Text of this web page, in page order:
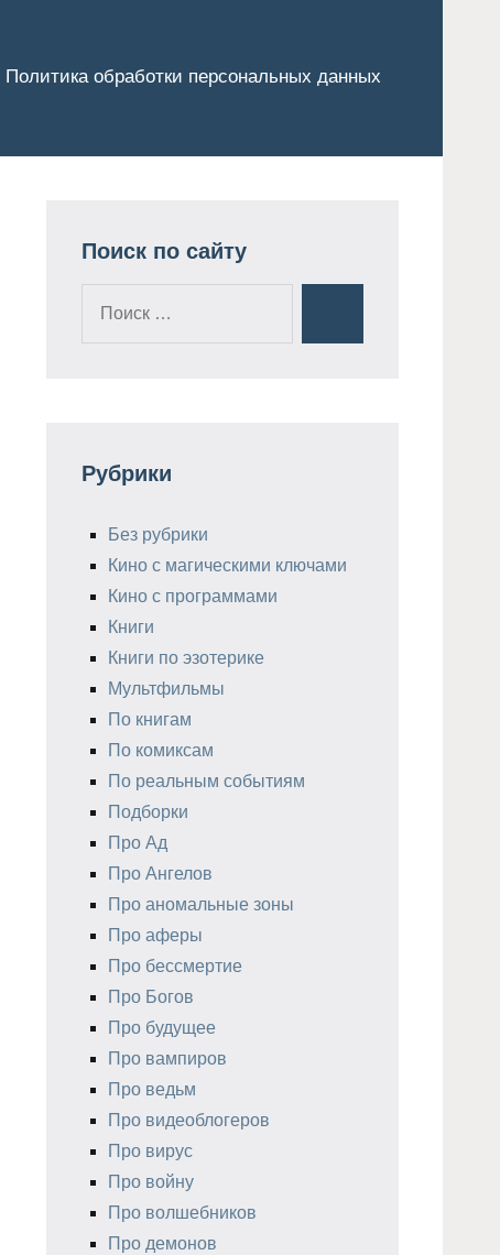
Политика обработки персональных данных
Поиск по сайту
Рубрики
Без рубрики
Кино с магическими ключами
Кино с программами
Книги
Книги по эзотерике
Мультфильмы
По книгам
По комиксам
По реальным событиям
Подборки
Про Ад
Про Ангелов
Про аномальные зоны
Про аферы
Про бессмертие
Про Богов
Про будущее
Про вампиров
Про ведьм
Про видеоблогеров
Про вирус
Про войну
Про волшебников
Про демонов